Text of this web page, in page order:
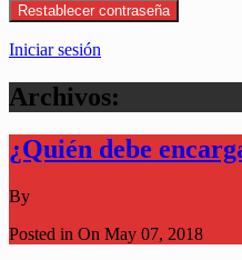
Restablecer contraseña
Iniciar sesión
Archivos:
¿Quién debe
By
Posted in On May 07, 2018